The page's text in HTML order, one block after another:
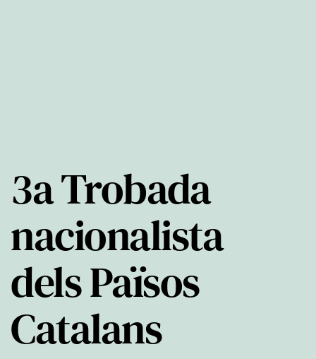
3a Trobada
nacionalista
dels Països
Catalans